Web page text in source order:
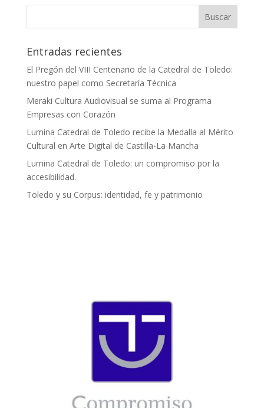
Entradas recientes
El Pregón del VIII Centenario de la Catedral de Toledo:
nuestro papel como Secretaría Técnica
Meraki Cultura Audiovisual se suma al Programa
Empresas con Corazón
Lumina Catedral de Toledo recibe la Medalla al Mérito
Cultural en Arte Digital de Castilla-La Mancha
Lumina Catedral de Toledo: un compromiso por la
accesibilidad.
Toledo y su Corpus: identidad, fe y patrimonio